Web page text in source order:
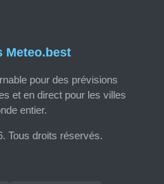
Meteo.best
pour des prévisions
et en direct pour les villes
entier.
Tous droits réservés.